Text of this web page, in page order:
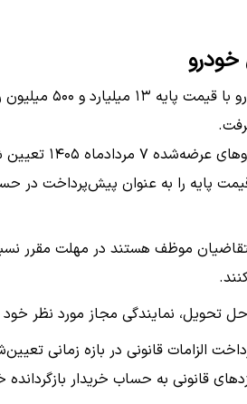
براساس اطلاعیه عرضه
مطابق برنامه
خرید باید معادل ۱۰ درصد قیمت پایه را به عنوان
موظف هستند در مهلت مقرر
تحویل، نمایندگی مجاز مورد نظر خود
الزامات قانونی در بازه زمانی
قانونی به حساب خریدار